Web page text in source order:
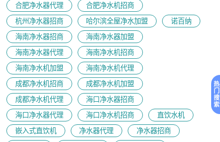
合肥净水器代理
合肥净水机招商
杭州净水器招商
哈尔滨全屋净水加盟
诺百纳
海南净水器招商
海南净水器加盟
海南净水器代理
海南净水机招商
海南净水机加盟
海南净水机代理
成都净水机招商
成都净水机加盟
成都净水机代理
海口净水器招商
海口净水器代理
海口净水机招商
直饮水机
嵌入式直饮机
净水器代理
净水器招商
热
门
搜
索